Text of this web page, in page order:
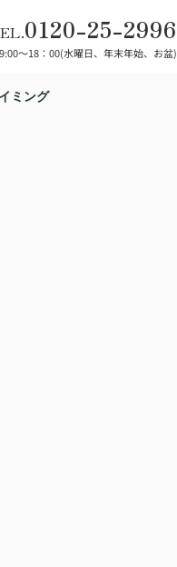
0120-25-2996
～18：00(水曜日、年末年始、お盆)
ミング